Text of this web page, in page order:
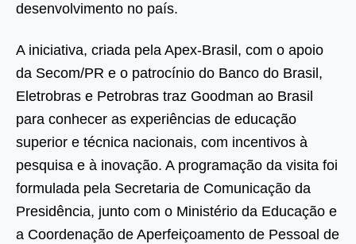
desenvolvimento no país.
A iniciativa, criada pela Apex-Brasil, com o apoio
da Secom/PR e o patrocínio do Banco do Brasil,
Eletrobras e Petrobras traz Goodman ao Brasil
para conhecer as experiências de educação
superior e técnica nacionais, com incentivos à
pesquisa e à inovação. A programação da visita foi
formulada pela Secretaria de Comunicação da
Presidência, junto com o Ministério da Educação e
a Coordenação de Aperfeiçoamento de Pessoal de